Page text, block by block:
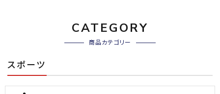
CATEGORY
商品カテゴリー
スポーツ